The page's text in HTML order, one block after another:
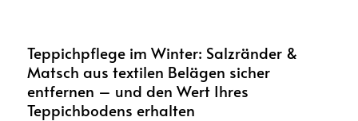
Teppichpflege im Winter: Salzränder &
Matsch aus textilen Belägen sicher
entfernen – und den Wert Ihres
Teppichbodens erhalten